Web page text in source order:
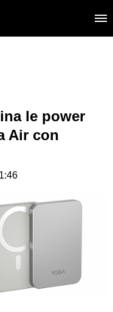
le power
Air con